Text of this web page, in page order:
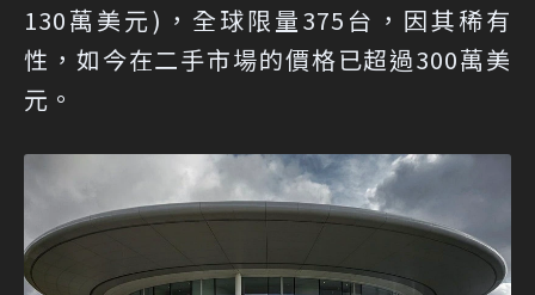
130萬美元)，全球限量375台，因其稀有
性，如今在二手市場的價格已超過300萬美
元。